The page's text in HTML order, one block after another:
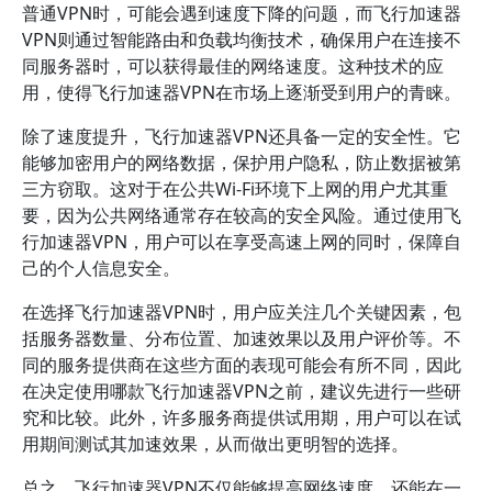
普通VPN时，可能会遇到速度下降的问题，而飞行加速器
VPN则通过智能路由和负载均衡技术，确保用户在连接不
同服务器时，可以获得最佳的网络速度。这种技术的应
用，使得飞行加速器VPN在市场上逐渐受到用户的青睐。
除了速度提升，飞行加速器VPN还具备一定的安全性。它
能够加密用户的网络数据，保护用户隐私，防止数据被第
三方窃取。这对于在公共Wi-Fi环境下上网的用户尤其重
要，因为公共网络通常存在较高的安全风险。通过使用飞
行加速器VPN，用户可以在享受高速上网的同时，保障自
己的个人信息安全。
在选择飞行加速器VPN时，用户应关注几个关键因素，包
括服务器数量、分布位置、加速效果以及用户评价等。不
同的服务提供商在这些方面的表现可能会有所不同，因此
在决定使用哪款飞行加速器VPN之前，建议先进行一些研
究和比较。此外，许多服务商提供试用期，用户可以在试
用期间测试其加速效果，从而做出更明智的选择。